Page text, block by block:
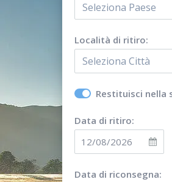
Seleziona Paese
Località di ritiro:
Seleziona Città
Restituisci nella
Data di ritiro:
Data di riconsegna: